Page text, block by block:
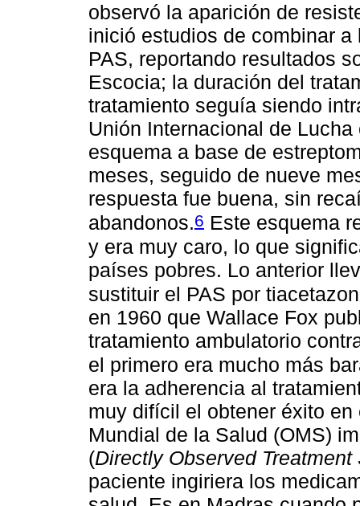
observó la aparición de
inició estudios de combinar
PAS, reportando resultados
Escocia; la duración del
tratamiento seguía siendo
Unión Internacional de
esquema a base de
meses, seguido de nueve
respuesta fue buena, sin
abandonos.6 Este esquema
y era muy caro, lo que
países pobres. Lo anterior
sustituir el PAS por
en 1960 que Wallace Fox
tratamiento ambulatorio
el primero era mucho más
era la adherencia al
muy difícil el obtener éxito
Mundial de la Salud (OMS)
(Directly Observed Treatment
paciente ingiriera los